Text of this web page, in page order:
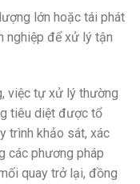
lớn hoặc tái phát
nghiệp để xử lý tận
việc tự xử lý thường
tiêu diệt được tổ
trình khảo sát, xác
các phương pháp
quay trở lại, đồng